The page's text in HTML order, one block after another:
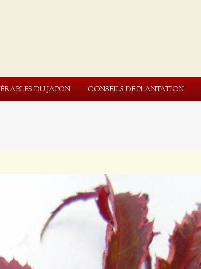
ÉRABLES DU JAPON CONSEILS DE PLANTATION